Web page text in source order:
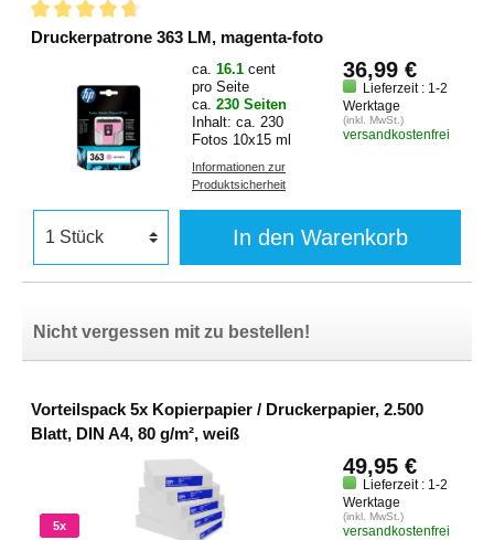
Druckerpatrone 363 LM, magenta-foto
ca. 16.1 cent
pro Seite
ca. 230 Seiten
Inhalt: ca. 230
Fotos 10x15 ml
Informationen zur
Produktsicherheit
36,99 €
Lieferzeit : 1-2
Werktage
(inkl. MwSt.)
versandkostenfrei
In den Warenkorb
Nicht vergessen mit zu bestellen!
Vorteilspack 5x Kopierpapier / Druckerpapier, 2.500
Blatt, DIN A4, 80 g/m², weiß
5x
49,95 €
Lieferzeit : 1-2
Werktage
(inkl. MwSt.)
versandkostenfrei